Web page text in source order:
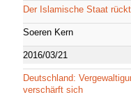
Der Islamische Staat
Soeren Kern
2016/03/21
Deutschland:
verschärft sich